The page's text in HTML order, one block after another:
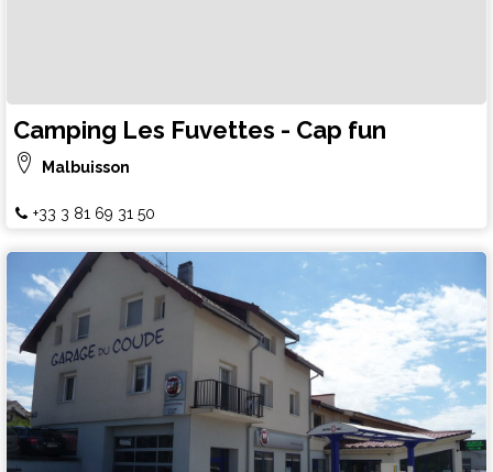
Camping Les Fuvettes - Cap fun
Malbuisson
+33 3 81 69 31 50